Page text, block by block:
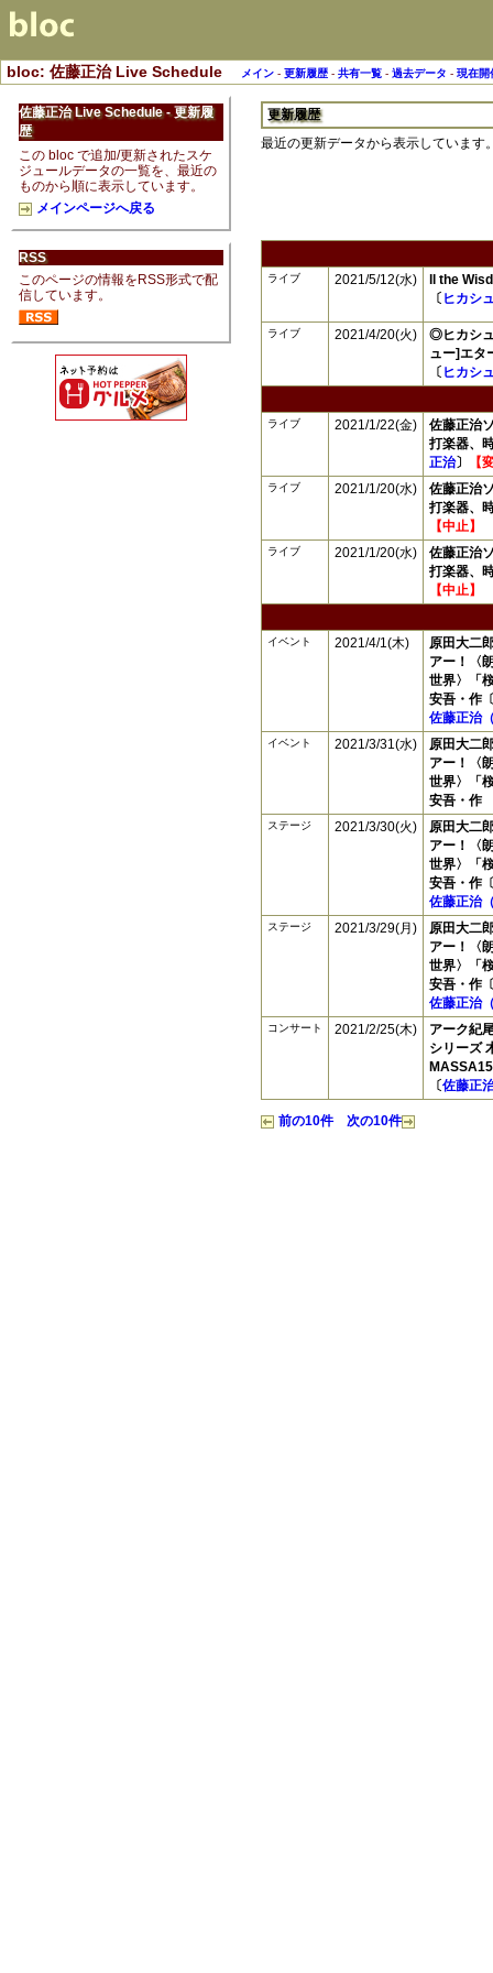
bloc: 佐藤正治 Live Schedule メイン -更新履歴 -共有一覧 -過去データ -現在開
佐藤正治 Live Schedule - 更新履
歴
この bloc で追加/更新されたスケ
ジュールデータの一覧を、最近の
ものから順に表示しています。
メインページへ戻る
RSS
このページの情報をRSS形式で配
信しています。
更新履歴
最近の更新データから表示しています
ライブ 2021/5/12(水)
ll the
〔 ヒカシ
ライブ 2021/4/20(火)
◎ヒカシ
ュー]エタ
〔 ヒカシ
ライブ 2021/1/22(金)
佐藤正治
打楽器、
正治〕 【
ライブ 2021/1/20(水)
佐藤正治
打楽器、
【中止】
ライブ 2021/1/20(水)
佐藤正治
打楽器、
【中止】
イベント 2021/4/1(木)
原田大二
アー！〈
世界〉「
安吾・作
佐藤正治
イベント 2021/3/31(水)
原田大二
アー！〈
世界〉「
安吾・作
ステージ 2021/3/30(火)
原田大二
アー！〈
世界〉「
安吾・作
佐藤正治
ステージ 2021/3/29(月)
原田大二
アー！〈
世界〉「
安吾・作
佐藤正治
コンサート 2021/2/25(木)
アーク紀
シリーズ
〔佐藤正
前の10件 次の10件